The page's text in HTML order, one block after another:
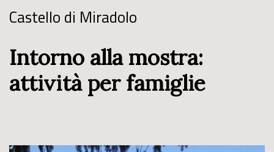
Castello di Miradolo
Intorno alla mostra:
attività per famiglie